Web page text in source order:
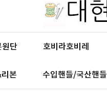
원단 호비라호비레
본 수입핸들/국산핸들